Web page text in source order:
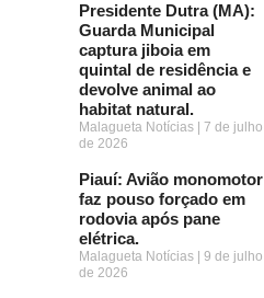
Presidente Dutra (MA):
Guarda Municipal
captura jiboia em
quintal de residência e
devolve animal ao
habitat natural.
Malagueta Notícias
7 de julho
de 2026
Piauí: Avião monomotor
faz pouso forçado em
rodovia após pane
elétrica.
Malagueta Notícias
9 de julho
de 2026